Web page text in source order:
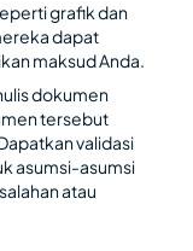
grafik dan
dapat
maksud Anda.
dokumen
tersebut
validasi
asumsi-asumsi
atau